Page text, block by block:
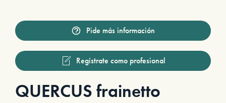
Pide más información
Regístrate como profesional
QUERCUS frainetto